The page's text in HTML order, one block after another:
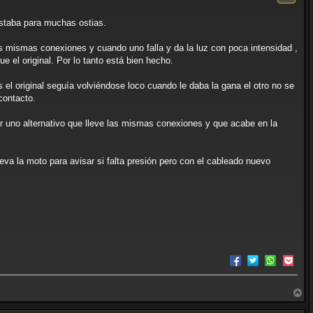
para muchas ostias.
conexiones y cuando uno falla y da la luz con poca intensidad ,
el original. Por lo tanto está bien hecho.
original seguía volviéndose loco cuando le daba la gana el otro no se
alternativo que lleve las mismas conexiones y que acabe en la
la moto para avisar si falta presión pero con el cableado nuevo
r